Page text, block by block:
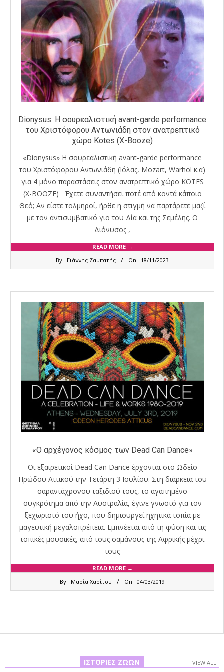
Dionysus: Η σουρεαλιστική avant-garde performance
του Χριστόφορου Αντωνιάδη στον ανατρεπτικό
χώρο Kotes (X-Booze)
«Dionysus» Η σουρεαλιστική avant-garde performance
του Χριστόφορου Αντωνιάδη (Ιόλας, Mozart, Warhol κ.α)
για 4 μόνο παραστάσεις στον ανατρεπτικό χώρο KOTES
(X-BOOZE) Έχετε συναντήσει ποτέ από κοντά κάποιο
Θεό; Αν είστε τολμηροί, ήρθε η στιγμή να παρτάρετε μαζί
με τον αντισυμβατικό γιο του Δία και της Σεμέλης. Ο
Διόνυσος ,
READ MORE →
By: Γιάννης Ζαμπατής On: 18/11/2023
«Ο αρχέγονος κόσμος των Dead Can Dance»
Οι εξαιρετικοί Dead Can Dance έρχονται στο Ωδείο
Ηρώδου Αττικού την Τετάρτη 3 Ιουλίου. Στη διάρκεια του
σαραντάχρονου ταξιδιού τους, το αγαπημένο
συγκρότημα από την Αυστραλία, έγινε γνωστό για τον
ξεχωριστό του ήχο, που δημιουργεί ηχητικά τοπία με
μαγευτική μεγαλοπρέπεια. Εμπνέεται από τη φύση και τις
τοπικές μουσικές, από τους σαμάνους της Αφρικής μέχρι
τους
READ MORE →
By: Μαρία Χαρίτου On: 04/03/2019
ΙΣΤΟΡΊΕΣ ΖΏΩΝ VIEW ALL